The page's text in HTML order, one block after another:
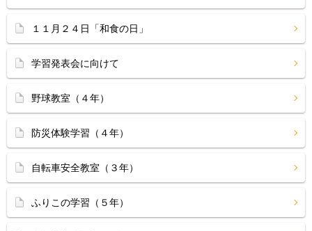
１１月２４日「和食の日」
学習発表会に向けて
野球教室（４年）
防災体験学習（４年）
自転車安全教室（３年）
ふりこの学習（５年）